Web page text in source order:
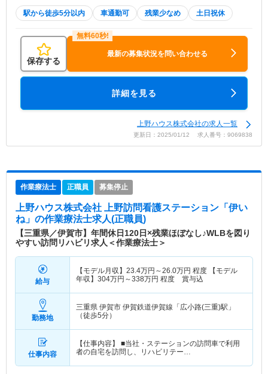
駅から徒歩5分以内 車通勤可 残業少なめ 土日祝休
保存する
最新の募集状況を問い合わせる
詳細を見る
上野ハウス株式会社の求人一覧
更新日：2025/01/12 求人番号：9069838
作業療法士 正職員 募集停止
上野ハウス株式会社 上野訪問看護ステーション「伊い
ね」 の作業療法士求人(正職員)
【三重県／伊賀市】年間休日120日×残業ほぼなし♪WLBを図り
やすい訪問リハビリ求人＜作業療法士＞
給与
【モデル月収】 23.4万円～26.0万円 程度 【モデル
年収】 304万円～338万円 程度 賞与込
勤務地
三重県 伊賀市 伊賀鉄道伊賀線「広小路(三重)駅」
（徒歩5分）
仕事内容
【仕事内容】 ■当社・ステーションの訪問車で利用
者の自宅を訪問し、リハビリテー…